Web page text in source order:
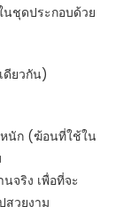
นชุดประกอบด้วย
ดียวกัน)
นัก (ฆ้อนที่ใช้ใน
จริง เพื่อที่จะ
วยงาม